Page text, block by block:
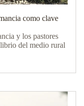
como clave
y los pastores
del medio rural